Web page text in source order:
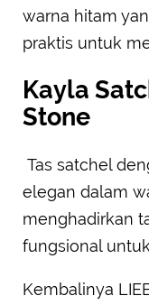
warna hitam
praktis untuk
Kayla
Stone
Tas satchel
elegan dalam
menghadirkan
fungsional
Kembalinya